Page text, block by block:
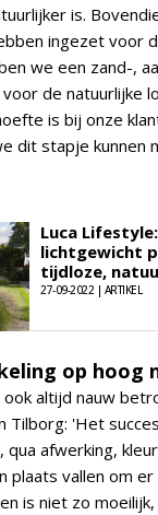
is.
ingezet voor
we een zand-,
de natuurlijke
is bij onze
dit stapje kunnen
Luca
lichtgewicht
tijdloze,
27-09-2022 | ARTIKEL
op hoog
ook altijd nauw
Tilborg: 'Het
qua afwerking,
plaats vallen om
is niet zo